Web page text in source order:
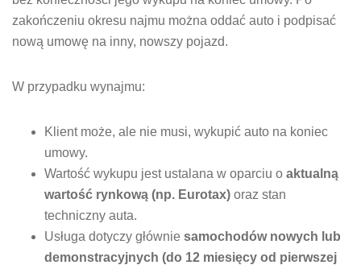
zakończeniu okresu najmu można oddać auto i podpisać
nową umowę na inny, nowszy pojazd.
W przypadku wynajmu:
Klient może, ale nie musi, wykupić auto na koniec
umowy.
Wartość wykupu jest ustalana w oparciu o aktualną
wartość rynkową (np. Eurotax) oraz stan
techniczny auta.
Usługa dotyczy głównie samochodów nowych lub
demonstracyjnych (do 12 miesięcy od pierwszej